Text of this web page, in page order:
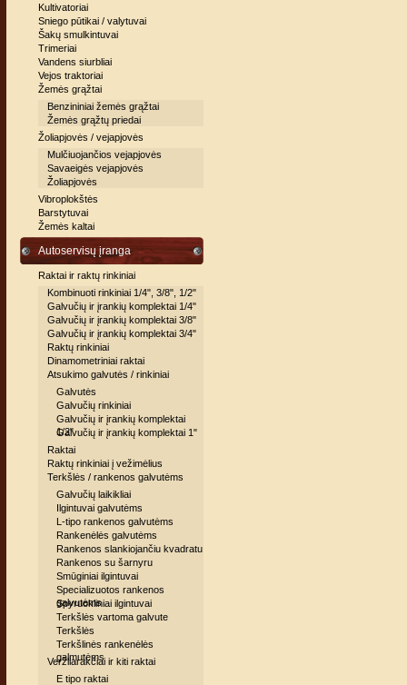
Kultivatoriai
Sniego pūtikai / valytuvai
Šakų smulkintuvai
Trimeriai
Vandens siurbliai
Vejos traktoriai
Žemės grąžtai
Benzininiai žemės grąžtai
Žemės grąžtų priedai
Žoliapjovės / vejapjovės
Mulčiuojančios vejapjovės
Savaeigės vejapjovės
Žoliapjovės
Vibroplokštės
Barstytuvai
Žemės kaltai
Autoservisų įranga
Raktai ir raktų rinkiniai
Kombinuoti rinkiniai 1/4", 3/8", 1/2"
Galvučių ir įrankių komplektai 1/4"
Galvučių ir įrankių komplektai 3/8"
Galvučių ir įrankių komplektai 3/4"
Raktų rinkiniai
Dinamometriniai raktai
Atsukimo galvutės / rinkiniai
Galvutės
Galvučių rinkiniai
Galvučių ir įrankių komplektai
1/2"
Galvučių ir įrankių komplektai 1"
Raktai
Raktų rinkiniai į vežimėlius
Terkšlės / rankenos galvutėms
Galvučių laikikliai
Ilgintuvai galvutėms
L-tipo rankenos galvutėms
Rankenėlės galvutėms
Rankenos slankiojančiu kvadratu
Rankenos su šarnyru
Smūginiai ilgintuvai
Specializuotos rankenos
galvutėms
Spyruokliniai ilgintuvai
Terkšlės vartoma galvute
Terkšlės
Terkšlinės rankenėlės
galmutėms
Veržliarakčiai ir kiti raktai
E tipo raktai